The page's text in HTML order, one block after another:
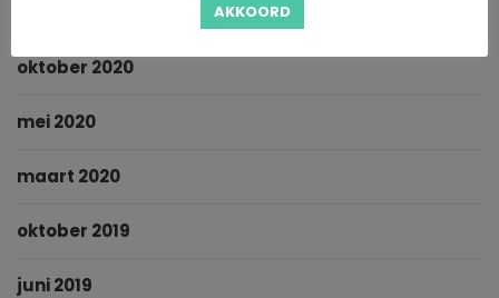
oktober 2020
mei 2020
maart 2020
oktober 2019
juni 2019
AKKOORD